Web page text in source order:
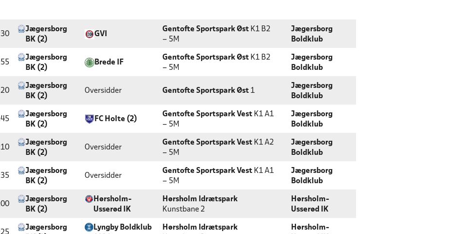
Jægersborg
BK (2)
GVI
Gentofte Sportspark Øst K1 B2
– 5M
Jægersborg
Boldklub
Jægersborg
BK (2)
Brede IF
Gentofte Sportspark Øst K1 B2
– 5M
Jægersborg
Boldklub
Jægersborg
BK (2)
Oversidder Gentofte Sportspark Øst 1
Jægersborg
Boldklub
Jægersborg
BK (2)
FC Holte (2)
Gentofte Sportspark Vest K1 A1
– 5M
Jægersborg
Boldklub
Jægersborg
BK (2)
Oversidder
Gentofte Sportspark Vest K1 A2
– 5M
Jægersborg
Boldklub
Jægersborg
BK (2)
Oversidder
Gentofte Sportspark Vest K1 A1
– 5M
Jægersborg
Boldklub
Jægersborg
BK (2)
Hørsholm-
Usserød IK
Hørsholm Idrætspark
Kunstbane 2
Hørsholm-
Usserød IK
Jægersborg
Lyngby Boldklub
Hørsholm Idrætspark
Hørsholm-